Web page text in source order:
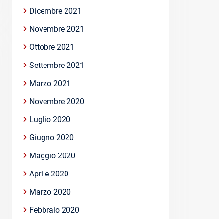
Dicembre 2021
Novembre 2021
Ottobre 2021
Settembre 2021
Marzo 2021
Novembre 2020
Luglio 2020
Giugno 2020
Maggio 2020
Aprile 2020
Marzo 2020
Febbraio 2020